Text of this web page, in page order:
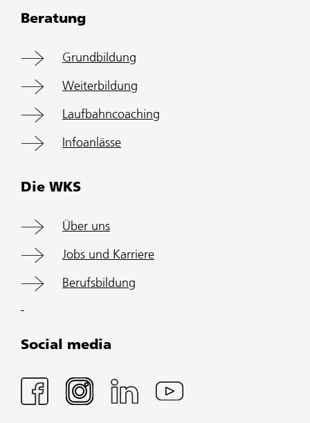
Beratung
Grundbildung
Weiterbildung
Laufbahncoaching
Infoanlässe
Die WKS
Über uns
Jobs und Karriere
Berufsbildung
Social media